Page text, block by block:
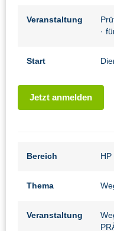
Veranstaltung
·
Start
Jetzt anmelden
Bereich
Thema
Veranstaltung